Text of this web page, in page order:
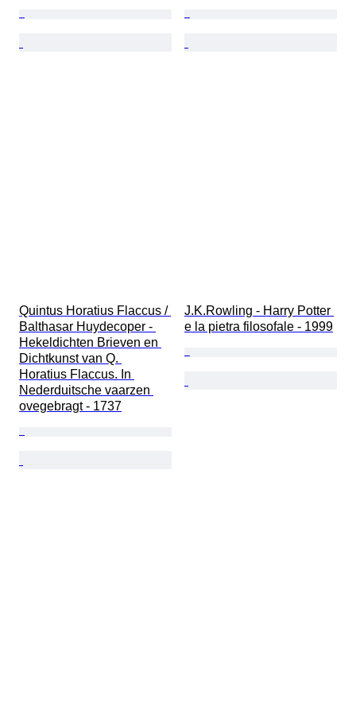
Quintus Horatius Flaccus /
Balthasar Huydecoper -
Hekeldichten Brieven en
Dichtkunst van Q.
Horatius Flaccus. In
Nederduitsche vaarzen
ovegebragt - 1737
J.K.Rowling - Harry Potter
e la pietra filosofale - 1999